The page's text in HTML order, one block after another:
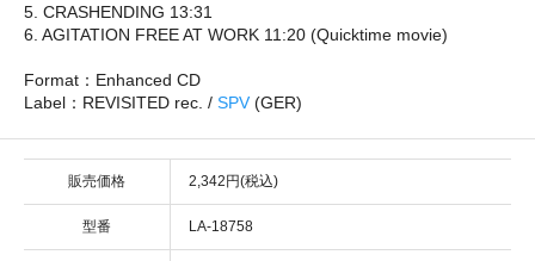
5. CRASHENDING 13:31
6. AGITATION FREE AT WORK 11:20 (Quicktime movie)
Format：Enhanced CD
Label：REVISITED rec. / SPV (GER)
販売価格 2,342円(税込)
型番 LA-18758